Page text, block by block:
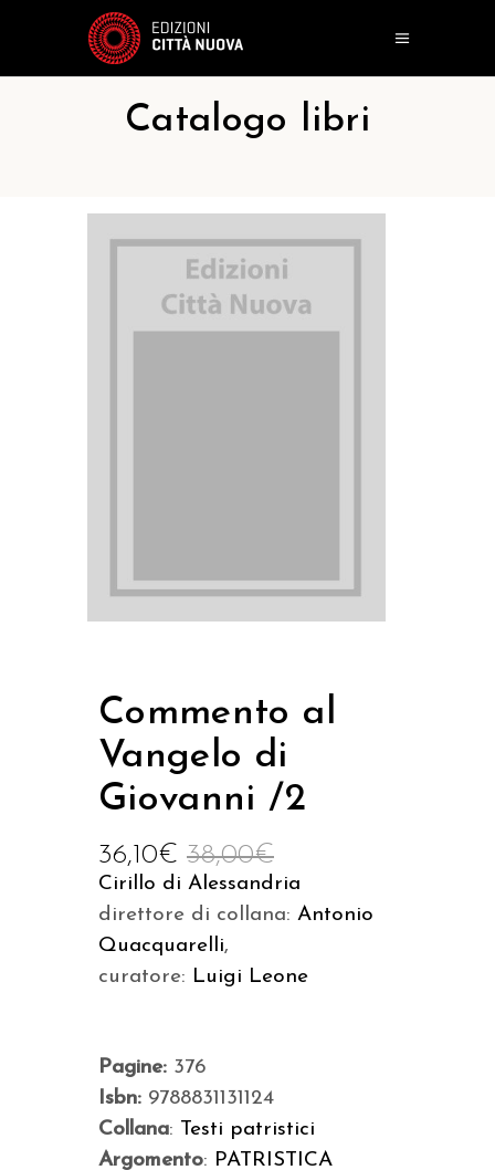
Catalogo libri
Commento al
Vangelo di
Giovanni /2
38,00€
36,10€
Cirillo di Alessandria
direttore di collana: Antonio
Quacquarelli,
curatore: Luigi Leone
Pagine: 376
Isbn: 9788831131124
Collana: Testi patristici
Argomento: PATRISTICA